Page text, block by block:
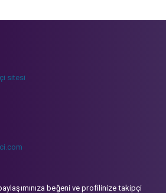
sitesi
beğeni ve profilinize takipçi